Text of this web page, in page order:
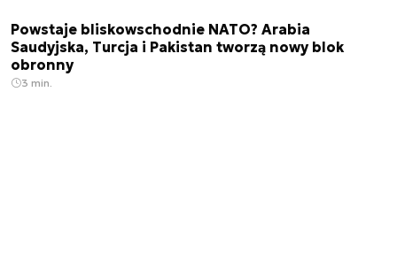
Powstaje bliskowschodnie NATO? Arabia
Saudyjska, Turcja i Pakistan tworzą nowy blok
obronny
3 min.